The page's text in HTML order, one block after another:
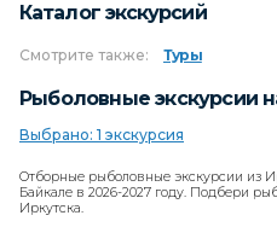
Каталог экскурсий
Смотрите также: Туры
Рыболовные экскурсии
Выбрано: 1 экскурсия
Отборные рыболовные экскурсии из
Байкале в 2026-2027 году. Подбери
Иркутска.